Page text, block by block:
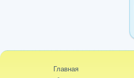
Главная